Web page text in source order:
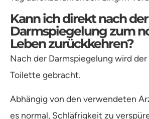
Kann ich direkt nach der
Darmspiegelung zum
Leben zurückkehren?
Nach der Darmspiegelung wird
Toilette gebracht.
Abhängig von den verwendeten
es normal, Schläfrigkeit zu